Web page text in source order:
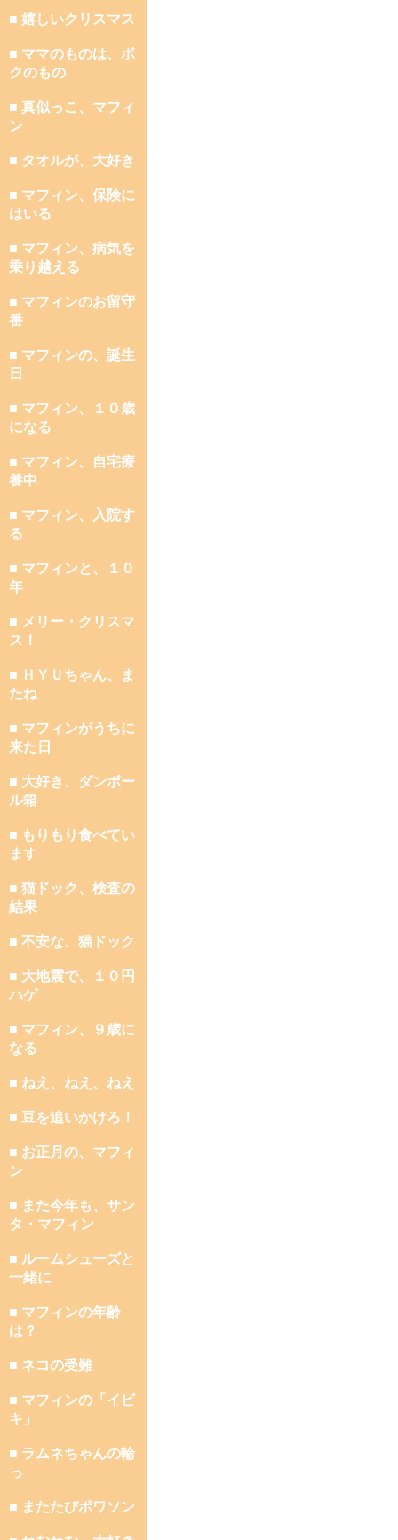
■ 嬉しいクリスマス
■ ママのものは、ボ
クのもの
■ 真似っこ、マフィ
ン
■ タオルが、大好き
■ マフィン、保険に
はいる
■ マフィン、病気を
乗り越える
■ マフィンのお留守
番
■ マフィンの、誕生
日
■ マフィン、１０歳
になる
■ マフィン、自宅療
養中
■ マフィン、入院す
る
■ マフィンと、１０
年
■ メリー・クリスマ
ス！
■ ＨＹＵちゃん、ま
たね
■ マフィンがうちに
来た日
■ 大好き、ダンボー
ル箱
■ もりもり食べてい
ます
■ 猫ドック、検査の
結果
■ 不安な、猫ドック
■ 大地震で、１０円
ハゲ
■ マフィン、９歳に
なる
■ ねえ、ねえ、ねえ
■ 豆を追いかけろ！
■ お正月の、マフィ
ン
■ また今年も、サン
タ・マフィン
■ ルームシューズと
一緒に
■ マフィンの年齢
は？
■ ネコの受難
■ マフィンの「イビ
キ」
■ ラムネちゃんの輪
っ
■ またたびポワソン